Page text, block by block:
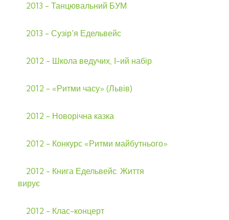
2013 - Танцювальний БУМ
2013 - Сузір'я Едельвейс
2012 - Школа ведучих, І-ий набір
2012 - «Ритми часу» (Львів)
2012 - Новорічна казка
2012 - Конкурс «Ритми майбутнього»
2012 - Книга Едельвейс. Життя
вирує
2012 - Клас-концерт